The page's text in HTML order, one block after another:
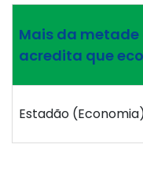
Mais da
acredita que
Estadão